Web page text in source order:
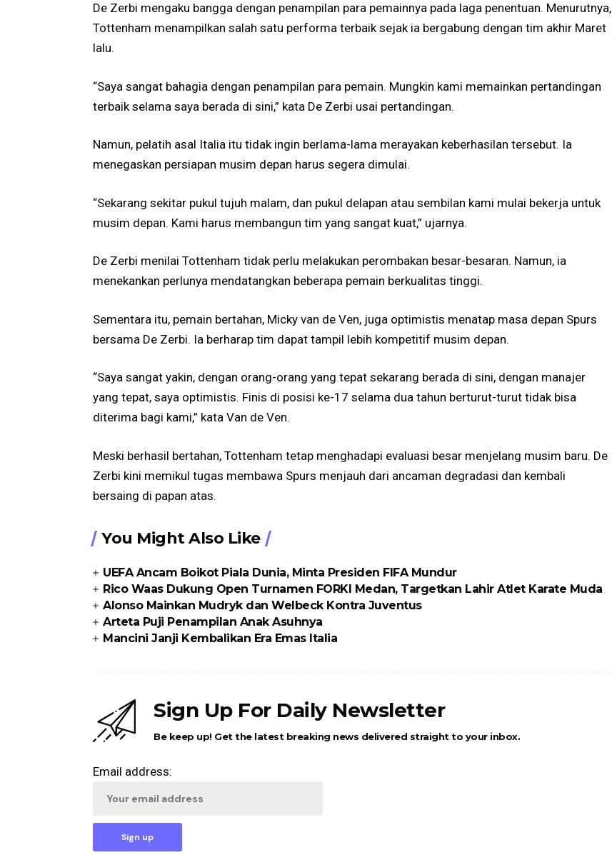
De Zerbi mengaku bangga dengan penampilan para pemainnya pada laga penentuan. Menurutnya,
Tottenham menampilkan salah satu performa terbaik sejak ia bergabung dengan tim akhir Maret
lalu.
“Saya sangat bahagia dengan penampilan para pemain. Mungkin kami memainkan pertandingan
terbaik selama saya berada di sini,” kata De Zerbi usai pertandingan.
Namun, pelatih asal Italia itu tidak ingin berlama-lama merayakan keberhasilan tersebut. Ia
menegaskan persiapan musim depan harus segera dimulai.
“Sekarang sekitar pukul tujuh malam, dan pukul delapan atau sembilan kami mulai bekerja untuk
musim depan. Kami harus membangun tim yang sangat kuat,” ujarnya.
De Zerbi menilai Tottenham tidak perlu melakukan perombakan besar-besaran. Namun, ia
menekankan perlunya mendatangkan beberapa pemain berkualitas tinggi.
Sementara itu, pemain bertahan, Micky van de Ven, juga optimistis menatap masa depan Spurs
bersama De Zerbi. Ia berharap tim dapat tampil lebih kompetitif musim depan.
“Saya sangat yakin, dengan orang-orang yang tepat sekarang berada di sini, dengan manajer
yang tepat, saya optimistis. Finis di posisi ke-17 selama dua tahun berturut-turut tidak bisa
diterima bagi kami,” kata Van de Ven.
Meski berhasil bertahan, Tottenham tetap menghadapi evaluasi besar menjelang musim baru. De
Zerbi kini memikul tugas membawa Spurs menjauh dari ancaman degradasi dan kembali
bersaing di papan atas.
You Might Also Like
UEFA Ancam Boikot Piala Dunia, Minta Presiden FIFA Mundur
Rico Waas Dukung Open Turnamen FORKI Medan, Targetkan Lahir Atlet Karate Muda
Alonso Mainkan Mudryk dan Welbeck Kontra Juventus
Arteta Puji Penampilan Anak Asuhnya
Mancini Janji Kembalikan Era Emas Italia
Sign Up For Daily Newsletter
Be keep up! Get the latest breaking news delivered straight to your inbox.
Email address: